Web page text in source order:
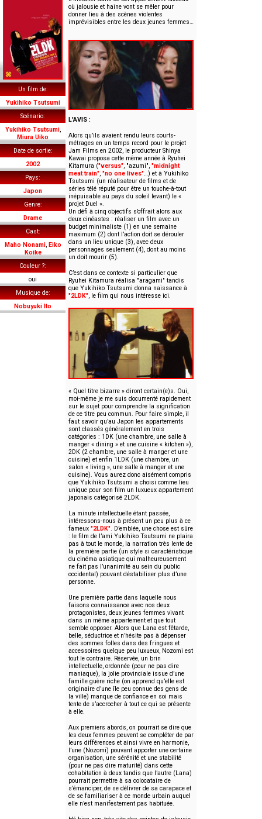
Un film de
Yukihiko Tsutsumi
Scénario
Yukihiko Tsutsumi,
Miura Uiko
Date de sortie
2002
Pays
Japon
Genre
Drame
Cast
Maho Nonami, Eiko
Koike
Couleur ?
oui
Musique de
Nobuyuki Ito
où jalousie et haine vont se mêler pour
donner lieu à des scènes violentes
imprévisibles entre les deux jeunes femmes…
L'AVIS :
Alors qu’ils avaient rendu leurs courts-
métrages en un temps record pour le projet
Jam Films en 2002, le producteur Shinya
Kawai proposa cette même année à Ryuhei
Kitamura ("versus", "azumi", "midnight
meat train", "no one lives"…) et à Yukihiko
Tsutsumi (un réalisateur de films et de
séries télé réputé pour être un touche-à-tout
inépuisable au pays du soleil levant) le «
projet Duel ».
Un défi à cinq objectifs s’offrait alors aux
deux cinéastes : réaliser un film avec un
budget minimaliste (1) en une semaine
maximum (2) dont l’action doit se dérouler
dans un lieu unique (3), avec deux
personnages seulement (4), dont au moins
un doit mourir (5).
C’est dans ce contexte si particulier que
Ryuhei Kitamura réalisa "aragami" tandis
que Yukihiko Tsutsumi donna naissance à
"2LDK", le film qui nous intéresse ici.
« Quel titre bizarre » diront certain(e)s. Oui,
moi-même je me suis documenté rapidement
sur le sujet pour comprendre la signification
de ce titre peu commun. Pour faire simple, il
faut savoir qu’au Japon les appartements
sont classés généralement en trois
catégories : 1DK (une chambre, une salle à
manger « dining » et une cuisine « kitchen »),
2DK (2 chambre, une salle à manger et une
cuisine) et enfin 1LDK (une chambre, un
salon « living », une salle à manger et une
cuisine). Vous aurez donc aisément compris
que Yukihiko Tsutsumi a choisi comme lieu
unique pour son film un luxueux appartement
japonais catégorisé 2LDK.
La minute intellectuelle étant passée,
intéressons-nous à présent un peu plus à ce
fameux "2LDK". D’emblée, une chose est sûre
: le film de l’ami Yukihiko Tsutsumi ne plaira
pas à tout le monde, la narration très lente de
la première partie (un style si caractéristique
du cinéma asiatique qui malheureusement
ne fait pas l’unanimité au sein du public
occidental) pouvant déstabiliser plus d’une
personne.
Une première partie dans laquelle nous
faisons connaissance avec nos deux
protagonistes, deux jeunes femmes vivant
dans un même appartement et que tout
semble opposer. Alors que Lana est fêtarde,
belle, séductrice et n’hésite pas à dépenser
des sommes folles dans des fringues et
accessoires quelque peu luxueux, Nozomi est
tout le contraire. Réservée, un brin
intellectuelle, ordonnée (pour ne pas dire
maniaque), la jolie provinciale issue d’une
famille guère riche (on apprend qu’elle est
originaire d’une île peu connue des gens de
la ville) manque de confiance en soi mais
tente de s’accrocher à tout ce qui se présente
à elle.
Aux premiers abords, on pourrait se dire que
les deux femmes peuvent se compléter de par
leurs différences et ainsi vivre en harmonie,
l’une (Nozomi) pouvant apporter une certaine
organisation, une sérénité et une stabilité
(pour ne pas dire maturité) dans cette
cohabitation à deux tandis que l’autre (Lana)
pourrait permettre à sa colocataire de
s’émanciper, de se délivrer de sa carapace et
de se familiariser à ce monde urbain auquel
elle n’est manifestement pas habituée.